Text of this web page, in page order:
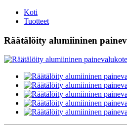
Koti
Tuotteet
Räätälöity alumiininen